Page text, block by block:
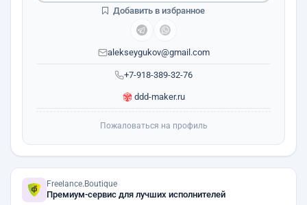
+7-918-389-32-76
alekseygukov@gmail.com
ddd-maker.ru
Добавить в избранное
Пожаловаться на профиль
Freelance.Boutique
Премиум-сервис для лучших исполнителей